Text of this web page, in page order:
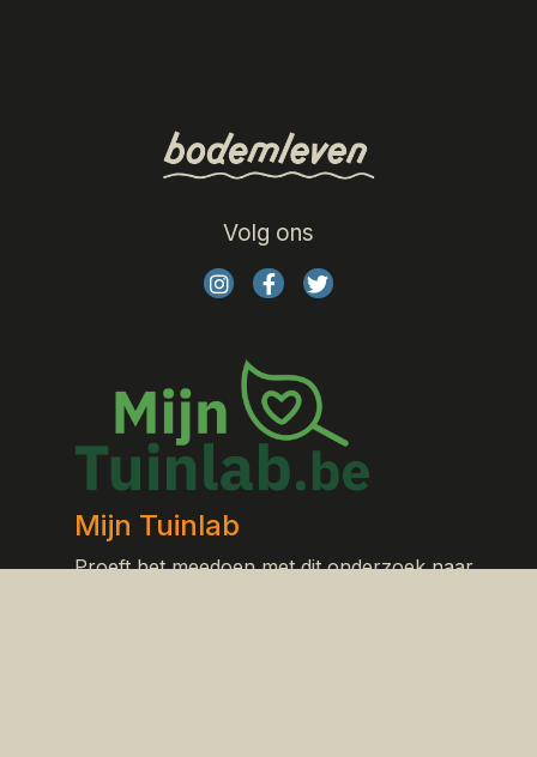
Volg ons
Mijn Tuinlab
Proeft het meedoen met dit onderzoek naar